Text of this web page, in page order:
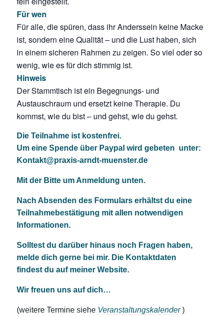
Für wen
Für alle, die spüren, dass ihr Anderssein keine Macke
ist, sondern eine Qualität – und die Lust haben, sich
in einem sicheren Rahmen zu zeigen. So viel oder so
wenig, wie es für dich stimmig ist.
Hinweis
Der Stammtisch ist ein Begegnungs- und
Austauschraum und ersetzt keine Therapie. Du
kommst, wie du bist – und gehst, wie du gehst.
Die Teilnahme ist kostenfrei.
Um eine Spende über Paypal wird gebeten unter:
Kontakt@praxis-arndt-muenster.de
Mit der Bitte um Anmeldung unten.
Nach Absenden des Formulars erhältst du eine
Teilnahmebestätigung mit allen notwendigen
Informationen.
Solltest du darüber hinaus noch Fragen haben,
melde dich gerne bei mir. Die Kontaktdaten
findest du auf meiner Website.
Wir freuen uns auf dich…
(weitere Termine siehe Veranstaltungskalender)